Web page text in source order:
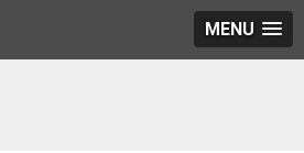
MENU